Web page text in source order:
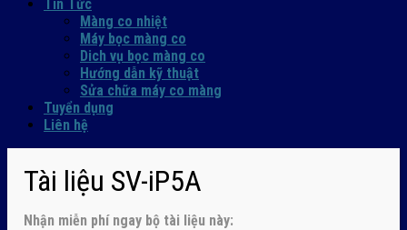
Tin Tức
Màng co nhiệt
Máy bọc màng co
Dich vụ bọc màng co
Hướng dẫn kỹ thuật
Sửa chữa máy co màng
Tuyển dụng
Liên hệ
Tài liệu SV-iP5A
Nhận miễn phí ngay bộ tài liệu này: